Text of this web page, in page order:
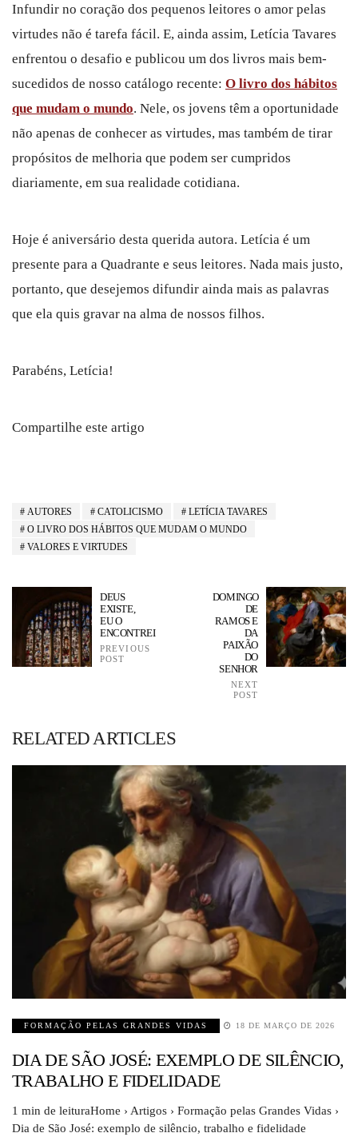
Infundir no coração dos pequenos leitores o amor pelas
virtudes não é tarefa fácil. E, ainda assim, Letícia Tavares
enfrentou o desafio e publicou um dos livros mais bem-
sucedidos de nosso catálogo recente: O livro dos hábitos
que mudam o mundo. Nele, os jovens têm a oportunidade
não apenas de conhecer as virtudes, mas também de tirar
propósitos de melhoria que podem ser cumpridos
diariamente, em sua realidade cotidiana.
Hoje é aniversário desta querida autora. Letícia é um
presente para a Quadrante e seus leitores. Nada mais justo,
portanto, que desejemos difundir ainda mais as palavras
que ela quis gravar na alma de nossos filhos.
Parabéns, Letícia!
Compartilhe este artigo
AUTORES CATOLICISMO
LETÍCIA TAVARES
O LIVRO DOS HÁBITOS QUE MUDAM O MUNDO
VALORES E VIRTUDES
DEUS
EXISTE,
EU O
ENCONTREI
PREVIOUS
POST
DOMINGO
DE
RAMOS E
DA
PAIXÃO
DO
SENHOR
NEXT
POST
RELATED ARTICLES
FORMAÇÃO PELAS GRANDES VIDAS 18 DE MARÇO DE 2026
DIA DE SÃO JOSÉ: EXEMPLO DE SILÊNCIO,
TRABALHO E FIDELIDADE
1 min de leituraHome › Artigos › Formação pelas Grandes Vidas ›
Dia de São José: exemplo de silêncio, trabalho e fidelidade